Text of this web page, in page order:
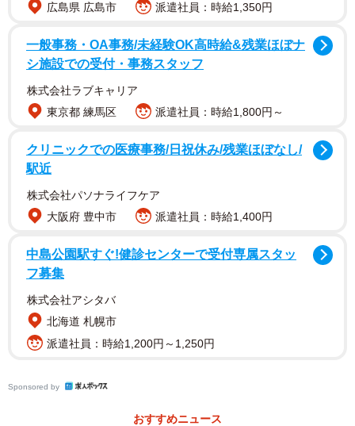
ハムの乗せ方がポイントです。卵を潰している間にパンが焦げちゃった
ことにはふれないでね（提供：ちょうちんあんこうさん）
その方法をツイートしたのは、たまごサンドが好きな
「ちょうちんあんこう（
パンの４辺に４枚のハムを半分はみ出るようにのせます。
をのせれば完成。横から見ると、蓋をしているようなハム
広島県 広島市
派遣社員：時給1,350円
一般事務・OA事務/未経験OK高時給&残業ほぼナ
シ施設での受付・事務スタッフ
株式会社ラブキャリア
東京都 練馬区
派遣社員：時給1,800円～
クリニックでの医療事務/日祝休み/残業ほぼなし/
駅近
株式会社パソナライフケア
大阪府 豊中市
派遣社員：時給1,400円
中島公園駅すぐ!健診センターで受付専属スタッ
フ募集
株式会社アシタバ
北海道 札幌市
派遣社員：時給1,200円～1,250円
Sponsored by
おすすめニュース